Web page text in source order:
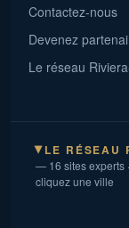
Contactez-nous
Devenez
Le réseau
▶ LE RÉSEAU
— 16 sites experts
cliquez une ville